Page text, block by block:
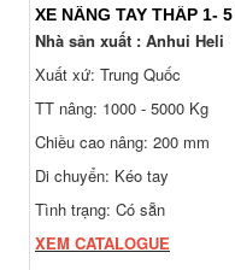
Nhà sản xuất : Anhui Heli
Xuất xứ: Trung Quốc
TT nâng: 1000 - 5000 Kg
Chiều cao nâng: 200 mm
Di chuyển: Kéo tay
Tình trạng: Có sẵn
XEM CATALOGUE